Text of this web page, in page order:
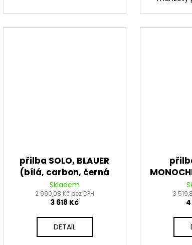
přilba SOLO, BLAUER
(bílá, carbon, černá
matná)
Skladem
2 990,08 Kč bez DPH
3 618 Kč
DETAIL
3